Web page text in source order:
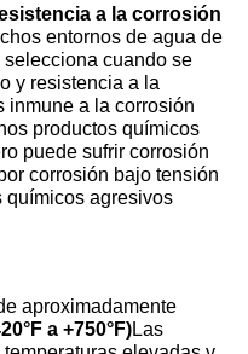
a la corrosión
entornos de agua de
cuando se
y resistencia a la
inmune a la corrosión
productos químicos
puede sufrir corrosión
corrosión bajo tensión
químicos agresivos
aproximadamente
a +750°F)Las